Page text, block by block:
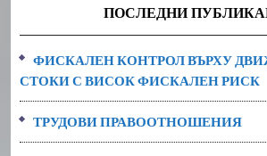
ПОСЛЕДНИ
ФИСКАЛЕН КОНТРОЛ ВЪРХУ
СТОКИ С ВИСОК ФИСКАЛЕН РИСК
ТРУДОВИ ПРАВООТНОШЕНИЯ